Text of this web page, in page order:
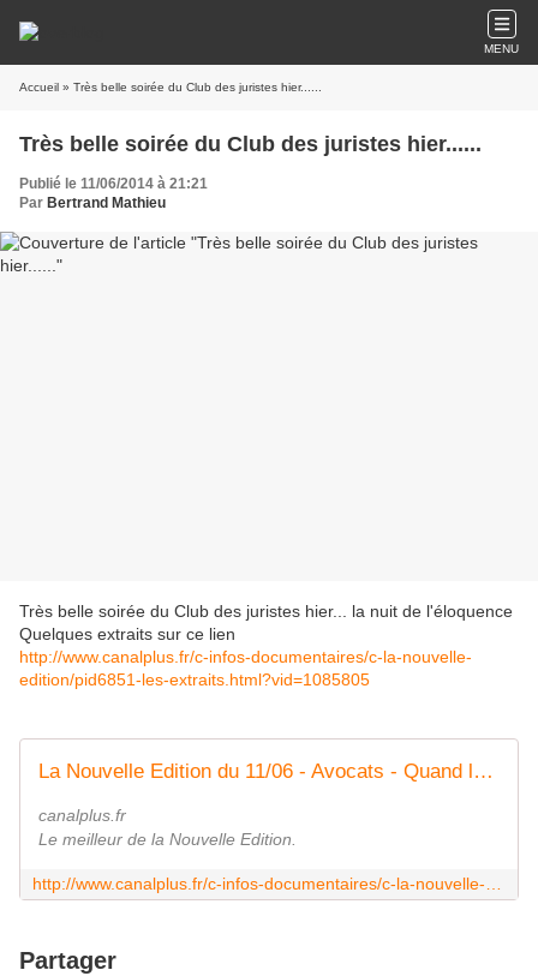
MENU
Accueil » Très belle soirée du Club des juristes hier......
Très belle soirée du Club des juristes hier......
Publié le 11/06/2014 à 21:21
Par Bertrand Mathieu
Très belle soirée du Club des juristes hier... la nuit de l'éloquence
Quelques extraits sur ce lien
http://www.canalplus.fr/c-infos-documentaires/c-la-nouvelle-
edition/pid6851-les-extraits.html?vid=1085805
La Nouvelle Edition du 11/06 - Avocats - Quand les ténors se lâchent
canalplus.fr
Le meilleur de la Nouvelle Edition.
Partager